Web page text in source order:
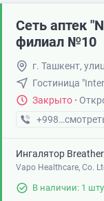
Сеть аптек
филиал №10
г. Ташкент,
Гостиница
Закрыто ·
+998 (94) XXX-
Ингалятор
Vapo Healthcare, Co.
В наличии: 1